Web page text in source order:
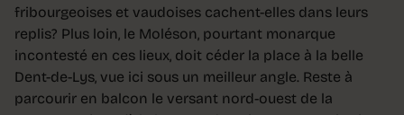
fribourgeoises et vaudoises cachent-elles dans leurs
replis? Plus loin, le Moléson, pourtant monarque
incontesté en ces lieux, doit céder la place à la belle
Dent-de-Lys, vue ici sous un meilleur angle. Reste à
parcourir en balcon le versant nord-ouest de la